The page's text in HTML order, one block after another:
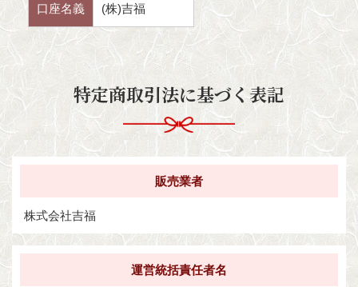
口座名義 (株)吉福
特定商取引法に基づく表記
販売業者
株式会社吉福
運営統括責任者名